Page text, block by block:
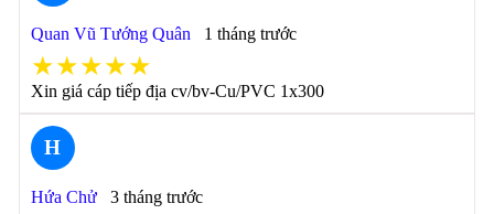
Quan Vũ Tướng Quân 1 tháng trước
★★★★★
Xin giá cáp tiếp địa cv/bv-Cu/PVC 1x300
H
Hứa Chử 3 tháng trước